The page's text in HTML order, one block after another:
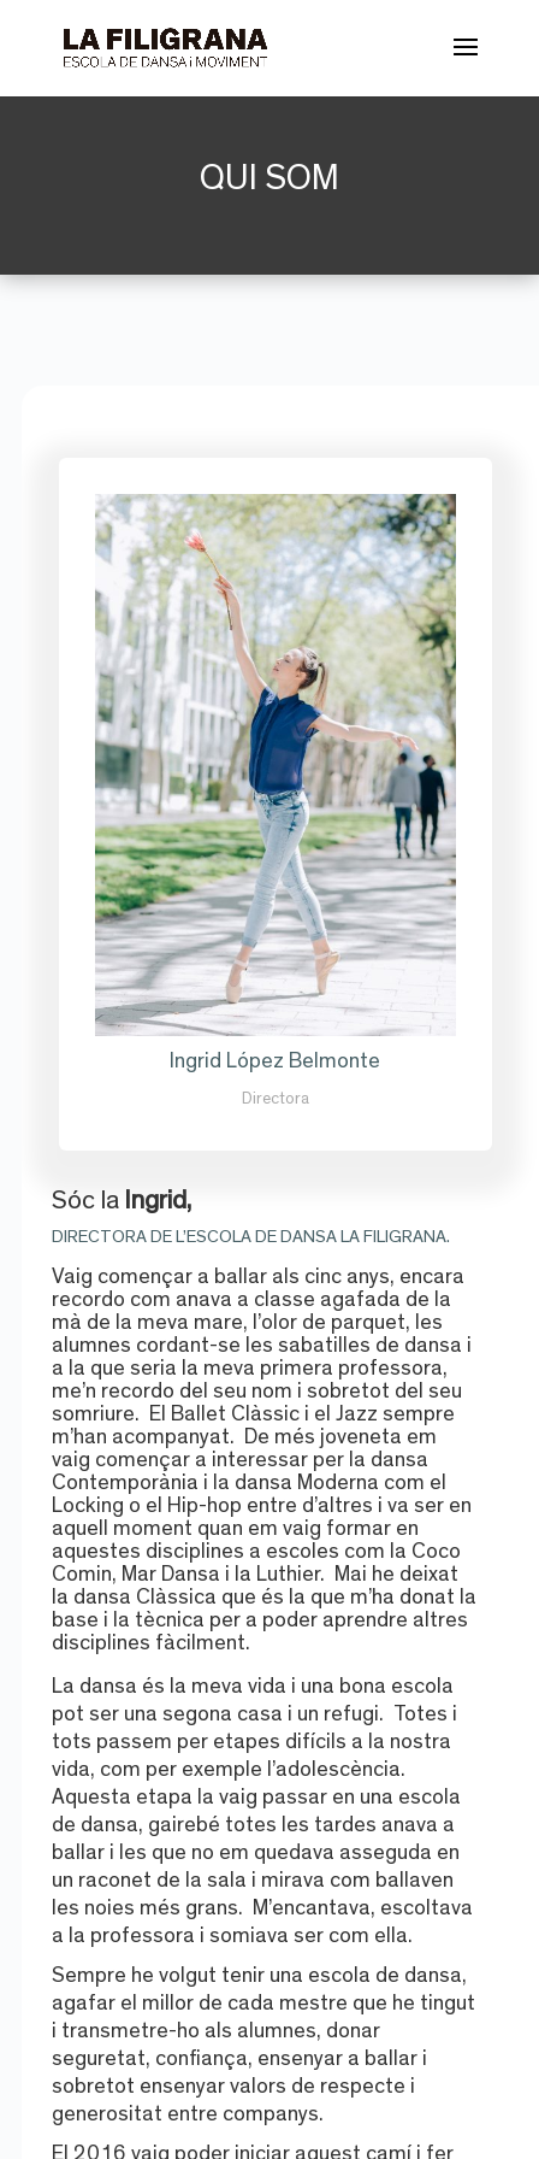
QUI SOM
Ingrid López Belmonte
Directora
Sóc la Ingrid,
DIRECTORA DE L’ESCOLA DE DANSA LA FILIGRANA.
Vaig començar a ballar als cinc anys, encara
recordo com anava a classe agafada de la
mà de la meva mare, l’olor de parquet, les
alumnes cordant-se les sabatilles de dansa i
a la que seria la meva primera professora,
me’n recordo del seu nom i sobretot del seu
somriure. El Ballet Clàssic i el Jazz sempre
m’han acompanyat. De més joveneta em
vaig començar a interessar per la dansa
Contemporània i la dansa Moderna com el
Locking o el Hip-hop entre d’altres i va ser en
aquell moment quan em vaig formar en
aquestes disciplines a escoles com la Coco
Comin, Mar Dansa i la Luthier. Mai he deixat
la dansa Clàssica que és la que m’ha donat la
base i la tècnica per a poder aprendre altres
disciplines fàcilment.
La dansa és la meva vida i una bona escola
pot ser una segona casa i un refugi. Totes i
tots passem per etapes difícils a la nostra
vida, com per exemple l’adolescència.
Aquesta etapa la vaig passar en una escola
de dansa, gairebé totes les tardes anava a
ballar i les que no em quedava asseguda en
un raconet de la sala i mirava com ballaven
les noies més grans. M’encantava, escoltava
a la professora i somiava ser com ella.
Sempre he volgut tenir una escola de dansa,
agafar el millor de cada mestre que he tingut
i transmetre-ho als alumnes, donar
seguretat, confiança, ensenyar a ballar i
sobretot ensenyar valors de respecte i
generositat entre companys.
El 2016 vaig poder iniciar aquest camí i fer